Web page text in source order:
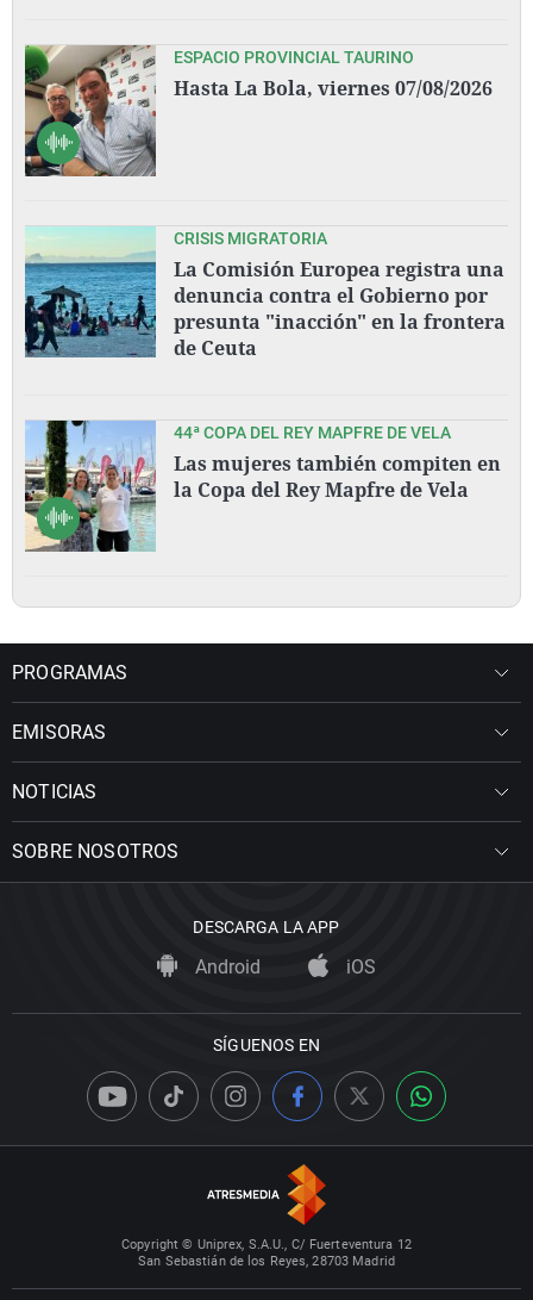
ESPACIO PROVINCIAL TAURINO
Hasta La Bola, viernes 07/08/2026
CRISIS MIGRATORIA
La Comisión Europea registra una
denuncia contra el Gobierno por
presunta "inacción" en la frontera
de Ceuta
44ª COPA DEL REY MAPFRE DE VELA
Las mujeres también compiten en
la Copa del Rey Mapfre de Vela
PROGRAMAS
EMISORAS
NOTICIAS
SOBRE NOSOTROS
DESCARGA LA APP
Android iOS
SÍGUENOS EN
Copyright © Uniprex, S.A.U., C/ Fuerteventura 12
San Sebastián de los Reyes, 28703 Madrid